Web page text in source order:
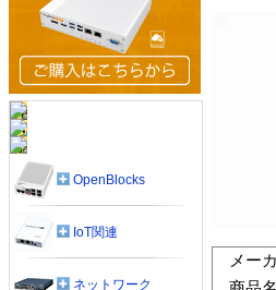
メー
OpenBlocks
IoT関連
ネットワーク